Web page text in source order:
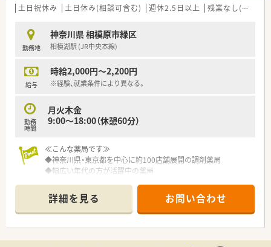
土日祝休み 土日休み(相談可含む) 週休2.5日以上 残業なし(ほぼなし含む)
勤務地
神奈川県 相模原市緑区
相模湖駅 (JR中央本線)
給与
時給2,000円～2,200円
※経験、就業条件により異なる。
勤務
時間
月火木金
9:00～18:00（休憩60分）
≪こんな薬局です≫
◆神奈川県・東京都を中心に約100店舗展開の調剤薬局
◆幅広い年代の方が活躍中の薬局
◆週4日の社会保険加入パート
◆残業なくプライベートとも両立しやすい店舗
◆色々な科目を勉強できますが、枚数は落ち着いており働きやす
い環境です
詳細を見る お問い合わせ